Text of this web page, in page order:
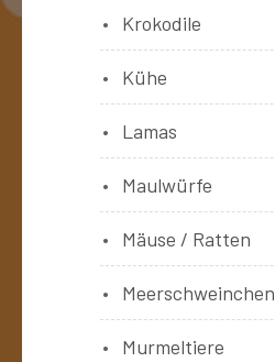
Krokodile
Kühe
Lamas
Maulwürfe
Mäuse / Ratten
Meerschweinchen
Murmeltiere